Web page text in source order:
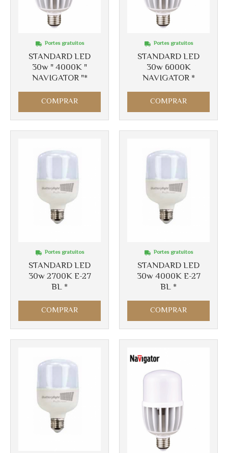
STANDARD LED
30w " 4000K "
NAVIGATOR "*
Portes gratuitos
COMPRAR
STANDARD LED
30w 6000K
NAVIGATOR *
Portes gratuitos
COMPRAR
STANDARD LED
30w 2700K E-27
BL *
Portes gratuitos
COMPRAR
STANDARD LED
30w 4000K E-27
BL *
Portes gratuitos
COMPRAR